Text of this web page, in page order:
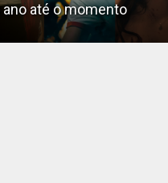
até o momento